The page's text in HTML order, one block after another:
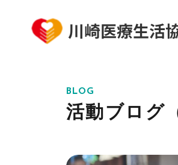
BLOG
活動ブログ